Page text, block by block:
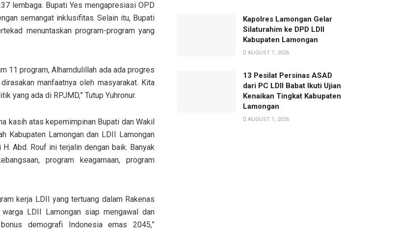
lembaga. Bupati Yes mengapresiasi OPD
semangat inklusifitas. Selain itu, Bupati
menuntaskan program-program yang
11 program, Alhamdulillah ada ada progres
manfaatnya oleh masyarakat. Kita
yang ada di RPJMD,” Tutup Yuhronur.
kasih atas kepemimpinan Bupati dan Wakil
Kabupaten Lamongan dan LDII Lamongan
Abd. Rouf ini terjalin dengan baik. Banyak
program keagamaan, program
kerja LDII yang tertuang dalam Rakenas
LDII Lamongan siap mengawal dan
demografi Indonesia emas 2045,”
Kapolres Lamongan Gelar
Silaturahim ke DPD LDII
Kabupaten Lamongan
AUGUST 7, 2026
13 Pesilat Persinas ASAD
dari PC LDII Babat Ikuti Ujian
Kenaikan Tingkat Kabupaten
Lamongan
AUGUST 1, 2026